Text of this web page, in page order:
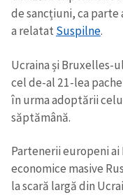
de sancțiuni, ca
a relatat Suspilne.
Ucraina și Bruxelles-
cel de-al 21-lea
în urma adoptării
săptămână.
Partenerii europeni
economice masive
la scară largă din